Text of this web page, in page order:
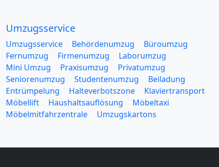
Umzugsservice
Umzugsservice Behördenumzug
Büroumzug
Fernumzug
Firmenumzug
Laborumzug
Mini Umzug
Praxisumzug
Privatumzug
Seniorenumzug
Studentenumzug
Beiladung
Entrümpelung
Halteverbotszone
Klaviertransport
Möbellift
Haushaltsauflösung
Möbeltaxi
Möbelmitfahrzentrale
Umzugskartons